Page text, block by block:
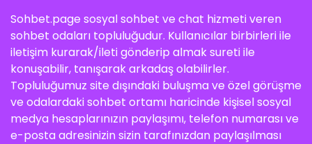
Sohbet.page sosyal sohbet ve chat hizmeti veren
sohbet odaları topluluğudur. Kullanıcılar birbirleri ile
iletişim kurarak/ileti gönderip almak sureti ile
konuşabilir, tanışarak arkadaş olabilirler.
Topluluğumuz site dışındaki buluşma ve özel görüşme
ve odalardaki sohbet ortamı haricinde kişisel sosyal
medya hesaplarınızın paylaşımı, telefon numarası ve
e-posta adresinizin sizin tarafınızdan paylaşılması